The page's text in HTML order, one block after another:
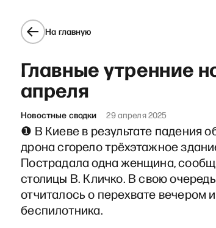
На главную
Главные утренние
апреля
Новостные сводки 29 апреля 2025
❶ В Киеве в результате падения
дрона сгорело трёхэтажное
Пострадала одна женщина,
столицы В. Кличко. В свою
отчиталось о перехвате вечером
беспилотника.
DW Новости шоу: